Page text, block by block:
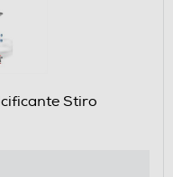
Stiro